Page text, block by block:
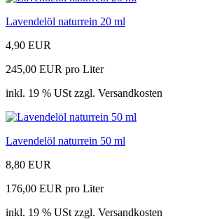
Lavendelöl naturrein 20 ml
4,90 EUR
245,00 EUR pro Liter
inkl. 19 % USt zzgl. Versandkosten
Lavendelöl naturrein 50 ml
8,80 EUR
176,00 EUR pro Liter
inkl. 19 % USt zzgl. Versandkosten